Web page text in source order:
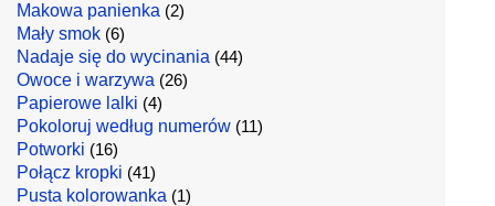
Makowa panienka (2)
Mały smok (6)
Nadaje się do wycinania (44)
Owoce i warzywa (26)
Papierowe lalki (4)
Pokoloruj według numerów (11)
Potworki (16)
Połącz kropki (41)
Pusta kolorowanka (1)